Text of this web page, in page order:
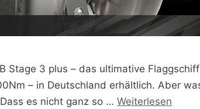
Stage 3 plus – das ultimative
– in Deutschland erhältlich. Aber
es nicht ganz so … Weiterlesen